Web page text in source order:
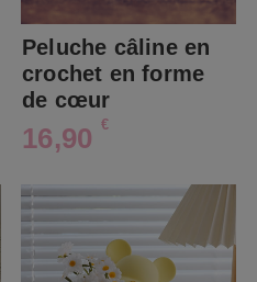
Peluche câline en
crochet en forme
de cœur
16,90 €